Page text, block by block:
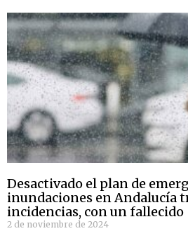
Desactivado el plan de
inundaciones en Andalucía
incidencias, con un fallecido
2 de noviembre de 2024